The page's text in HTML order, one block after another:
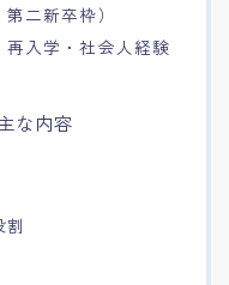
二新卒枠）
入学・社会人経験
な内容